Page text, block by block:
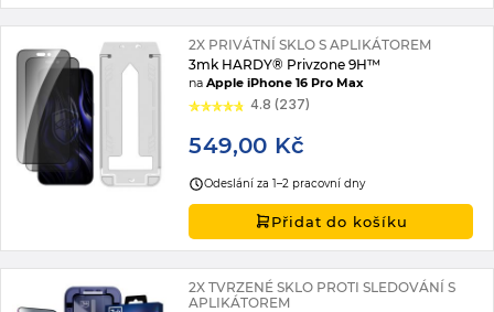
2X PRIVÁTNÍ SKLO S APLIKÁTOREM
3mk HARDY® Privzone 9H™
naApple iPhone 16 Pro Max
4.8 (237)
549,00 Kč
Odeslání za 1–2 pracovní dny
Přidat do košíku
2X TVRZENÉ SKLO PROTI SLEDOVÁNÍ S
APLIKÁTOREM